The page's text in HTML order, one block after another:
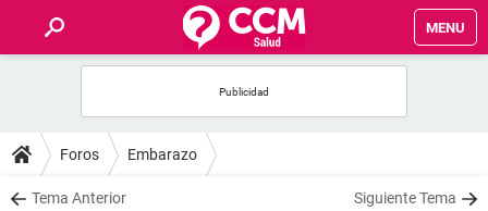
MENU
FOROS
SALUD
Foros Embarazo
Tema Anterior Siguiente Tema